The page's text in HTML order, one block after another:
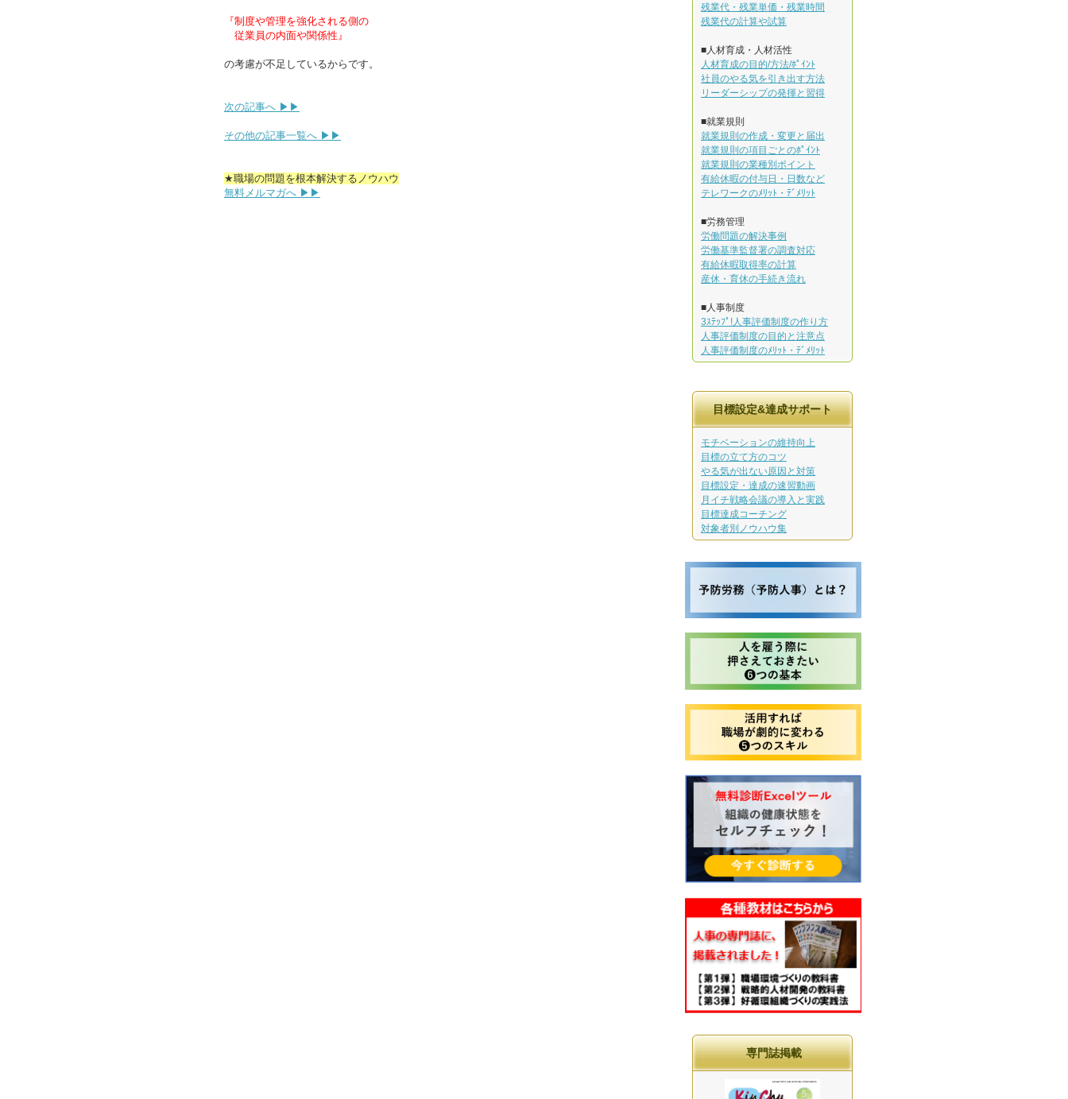
『制度や管理を強化される側の
従業員の内面や関係性』
の考慮が不足しているからです。
次の記事へ ▶▶
その他の記事一覧へ ▶▶
★職場の問題を根本解決するノウハウ
無料メルマガへ ▶▶
残業代・残業単価・残業時間
残業代の計算や試算
■人材育成・人材活性
人材育成の目的/方法/ﾎﾟｲﾝﾄ
社員のやる気を引き出す方法
リーダーシップの発揮と習得
■就業規則
就業規則の作成・変更と届出
就業規則の項目ごとのﾎﾟｲﾝﾄ
就業規則の業種別ポイント
有給休暇の付与日・日数など
テレワークのﾒﾘｯﾄ・ﾃﾞﾒﾘｯﾄ
■労務管理
労働問題の解決事例
労働基準監督署の調査対応
有給休暇取得率の計算
産休・育休の手続き流れ
■人事制度
3ｽﾃｯﾌﾟ!人事評価制度の作り方
人事評価制度の目的と注意点
人事評価制度のﾒﾘｯﾄ・ﾃﾞﾒﾘｯﾄ
目標設定&達成サポート
モチベーションの維持向上
目標の立て方のコツ
やる気が出ない原因と対策
目標設定・達成の速習動画
月イチ戦略会議の導入と実践
目標達成コーチング
対象者別ノウハウ集
専門誌掲載